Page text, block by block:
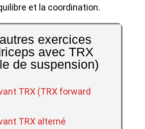
et la coordination.
exercices
avec TRX
de suspension)
TRX (TRX forward
TRX alterné